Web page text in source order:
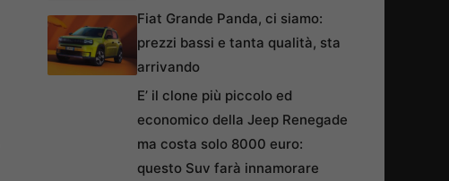
Fiat Grande Panda, ci siamo:
prezzi bassi e tanta qualità, sta
arrivando
E’ il clone più piccolo ed
economico della Jeep Renegade
ma costa solo 8000 euro:
questo Suv farà innamorare